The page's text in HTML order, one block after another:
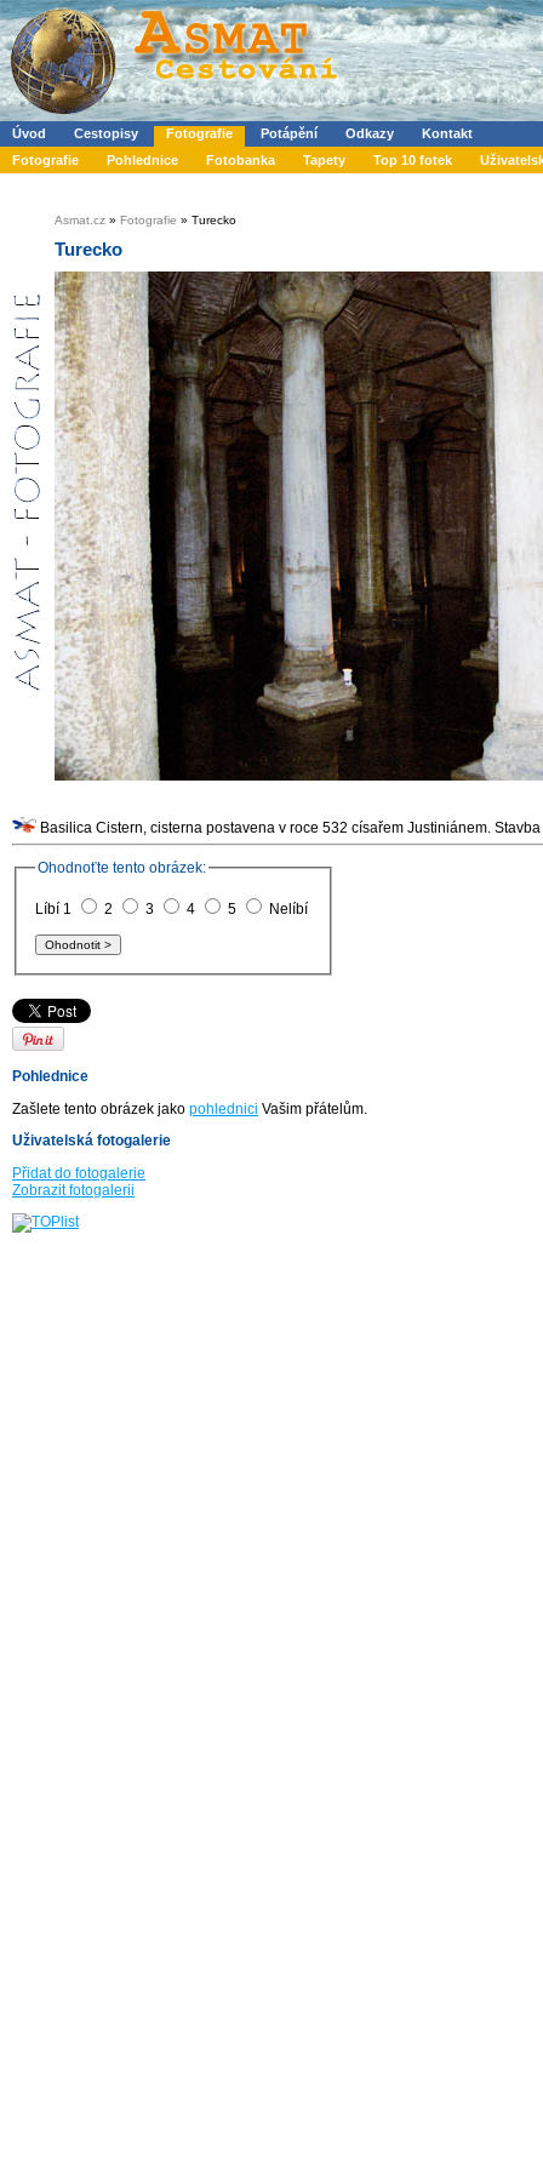
Úvod Cestopisy Fotografie Potápění Odkazy
Kontakt
Fotografie
Pohlednice Fotobanka Tapety Top 10 fotek
Asmat.cz » Fotografie » Turecko
Turecko
Basilica Cistern, cisterna postavena v roce 532 císařem Justiniánem.
Ohodnoťte tento obrázek:
Líbí 1 2 3 4 5 Nelíbí
Pohlednice
Zašlete tento obrázek jako pohlednici Vašim přátelům.
Uživatelská fotogalerie
Přidat do fotogalerie
Zobrazit fotogalerii